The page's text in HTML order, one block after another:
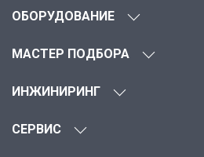
ОБОРУДОВАНИЕ
МАСТЕР ПОДБОРА
ИНЖИНИРИНГ
СЕРВИС